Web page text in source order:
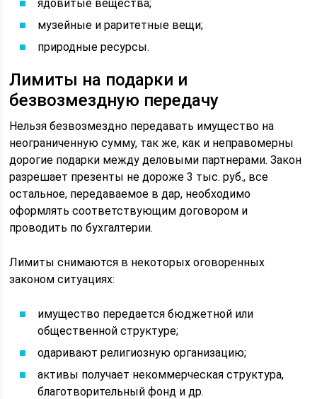
ядовитые вещества;
музейные и раритетные вещи;
природные ресурсы.
Лимиты на подарки и
безвозмездную передачу
Нельзя безвозмездно передавать имущество на
неограниченную сумму, так же, как и неправомерны
дорогие подарки между деловыми партнерами. Закон
разрешает презенты не дороже 3 тыс. руб., все
остальное, передаваемое в дар, необходимо
оформлять соответствующим договором и
проводить по бухгалтерии.
Лимиты снимаются в некоторых оговоренных
законом ситуациях:
имущество передается бюджетной или
общественной структуре;
одаривают религиозную организацию;
активы получает некоммерческая структура,
благотворительный фонд и др.